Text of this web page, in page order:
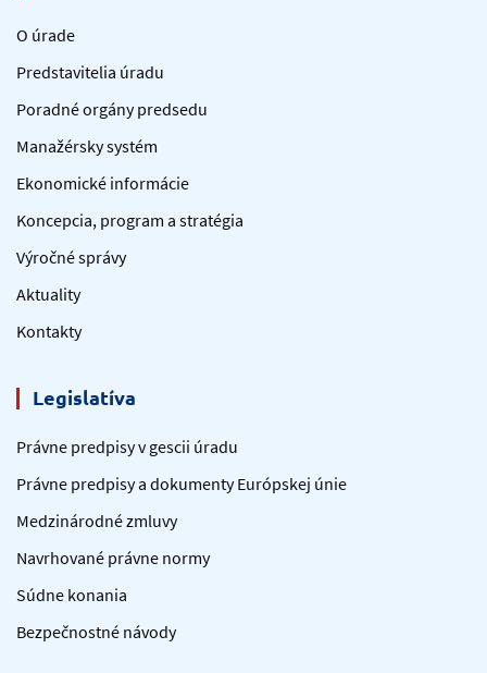
O úrade
Predstavitelia úradu
Poradné orgány predsedu
Manažérsky systém
Ekonomické informácie
Koncepcia, program a stratégia
Výročné správy
Aktuality
Kontakty
Legislatíva
Právne predpisy v gescii úradu
Právne predpisy a dokumenty Európskej únie
Medzinárodné zmluvy
Navrhované právne normy
Súdne konania
Bezpečnostné návody